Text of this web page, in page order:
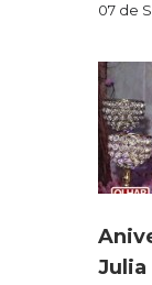
07 de
Julia